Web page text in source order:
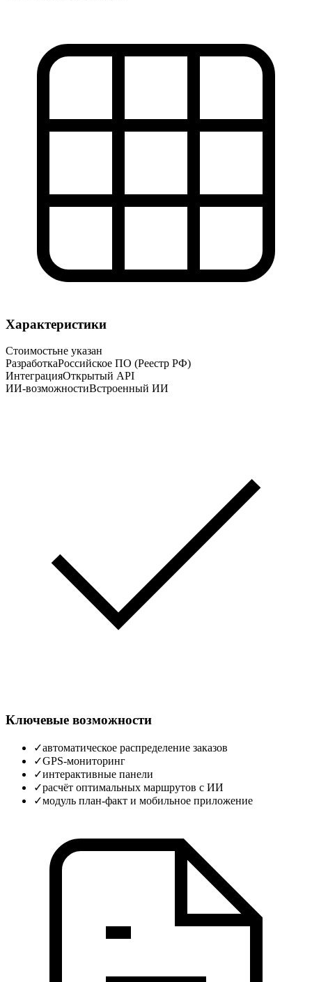
Характеристики
Стоимостьне указан
РазработкаРоссийское ПО (Реестр РФ)
ИнтеграцияОткрытый API
ИИ-возможностиВстроенный ИИ
Ключевые возможности
✓автоматическое распределение заказов
✓GPS‑мониторинг
✓интерактивные панели
✓расчёт оптимальных маршрутов с ИИ
✓модуль план‑факт и мобильное приложение